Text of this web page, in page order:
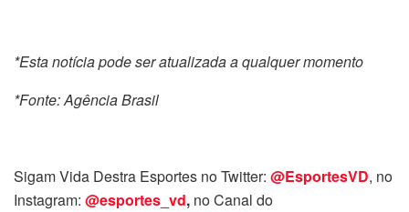
*Esta notícia pode ser atualizada a qualquer momento
*Fonte: Agência Brasil
Sigam Vida Destra Esportes no Twitter: @EsportesVD, no
Instagram: @esportes_vd, no Canal do